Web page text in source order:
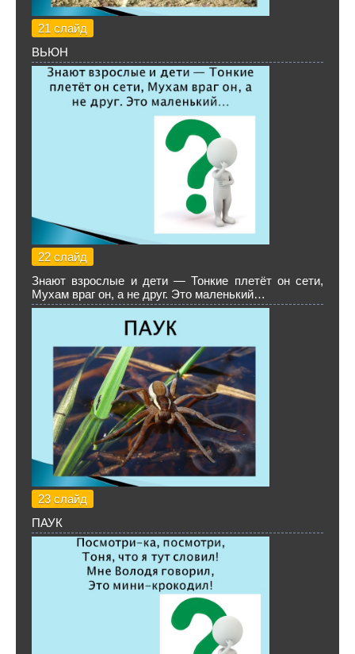
21 слайд
ВЬЮН
22 слайд
Знают взрослые и дети — Тонкие плетёт он сети,
Мухам враг он, а не друг. Это маленький…
23 слайд
ПАУК